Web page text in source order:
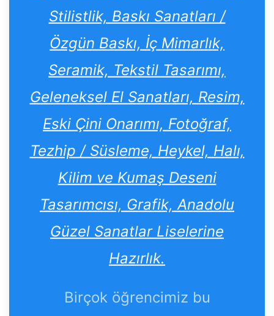
Stilistlik, Baskı Sanatları /
Özgün Baskı, İç Mimarlık,
Seramik, Tekstil Tasarımı,
Geleneksel El Sanatları, Resim,
Eski Çini Onarımı, Fotoğraf,
Tezhip / Süsleme, Heykel, Halı,
Kilim ve Kumaş Deseni
Tasarımcısı, Grafik, Anadolu
Güzel Sanatlar Liselerine
Hazırlık.
Birçok öğrencimiz bu